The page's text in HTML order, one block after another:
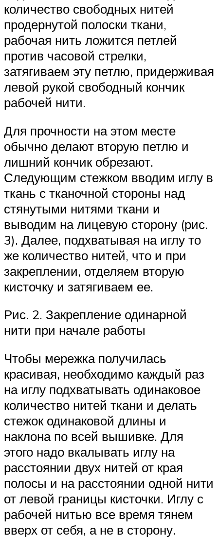
количество свободных нитей
продернутой полоски ткани,
рабочая нить ложится петлей
против часовой стрелки,
затягиваем эту петлю, придерживая
левой рукой свободный кончик
рабочей нити.
Для прочности на этом месте
обычно делают вторую петлю и
лишний кончик обрезают.
Следующим стежком вводим иглу в
ткань с тканочной стороны над
стянутыми нитями ткани и
выводим на лицевую сторону (рис.
3). Далее, подхватывая на иглу то
же количество нитей, что и при
закреплении, отделяем вторую
кисточку и затягиваем ее.
Рис. 2. Закрепление одинарной
нити при начале работы
Чтобы мережка получилась
красивая, необходимо каждый раз
на иглу подхватывать одинаковое
количество нитей ткани и делать
стежок одинаковой длины и
наклона по всей вышивке. Для
этого надо вкалывать иглу на
расстоянии двух нитей от края
полосы и на расстоянии одной нити
от левой границы кисточки. Иглу с
рабочей нитью все время тянем
вверх от себя, а не в сторону.